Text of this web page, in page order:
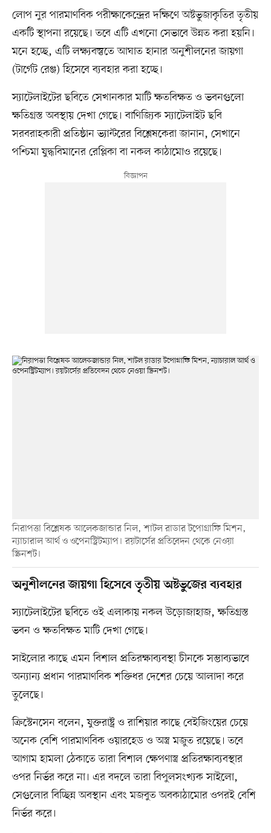
লোপ নুর পারমাণবিক পরীক্ষাকেন্দ্রের দক্ষিণে অষ্টভুজাকৃতির তৃতীয়
একটি স্থাপনা রয়েছে। তবে এটি এখনো সেভাবে উন্নত করা হয়নি।
মনে হচ্ছে, এটি লক্ষ্যবস্তুতে আঘাত হানার অনুশীলনের জায়গা
(টার্গেট রেঞ্জ) হিসেবে ব্যবহার করা হচ্ছে।
স্যাটেলাইটের ছবিতে সেখানকার মাটি ক্ষতবিক্ষত ও ভবনগুলো
ক্ষতিগ্রস্ত অবস্থায় দেখা গেছে। বাণিজ্যিক স্যাটেলাইট ছবি
সরবরাহকারী প্রতিষ্ঠান ভ্যান্টরের বিশ্লেষকেরা জানান, সেখানে
পশ্চিমা যুদ্ধবিমানের রেপ্লিকা বা নকল কাঠামোও রয়েছে।
নিরাপত্তা বিশ্লেষক আলেকজান্ডার নিল, শাটল রাডার টপোগ্রাফি মিশন,
ন্যাচারাল আর্থ ও ওপেনস্ট্রিটম্যাপ। রয়টার্সের প্রতিবেদন থেকে নেওয়া
স্ক্রিনশট।
অনুশীলনের জায়গা হিসেবে তৃতীয় অষ্টভুজের ব্যবহার
স্যাটেলাইটের ছবিতে ওই এলাকায় নকল উড়োজাহাজ, ক্ষতিগ্রস্ত
ভবন ও ক্ষতবিক্ষত মাটি দেখা গেছে।
সাইলোর কাছে এমন বিশাল প্রতিরক্ষাব্যবস্থা চীনকে সম্ভাব্যভাবে
অন্যান্য প্রধান পারমাণবিক শক্তিধর দেশের চেয়ে আলাদা করে
তুলেছে।
ক্রিস্টেনসেন বলেন, যুক্তরাষ্ট্র ও রাশিয়ার কাছে বেইজিংয়ের চেয়ে
অনেক বেশি পারমাণবিক ওয়ারহেড ও অস্ত্র মজুত রয়েছে। তবে
আগাম হামলা ঠেকাতে তারা বিশাল ক্ষেপণাস্ত্র প্রতিরক্ষাব্যবস্থার
ওপর নির্ভর করে না। এর বদলে তারা বিপুলসংখ্যক সাইলো,
সেগুলোর বিচ্ছিন্ন অবস্থান এবং মজবুত অবকাঠামোর ওপরই বেশি
নির্ভর করে।